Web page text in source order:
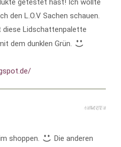
getestet hast! Ich wollte
den L.O.V Sachen schauen.
diese Lidschattenpalette
dem dunklen Grün.
shoppen.
Die anderen
ANTWORTEN